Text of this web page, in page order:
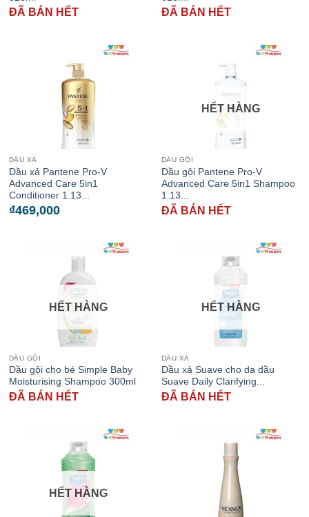
ĐÃ BÁN HẾT ĐÃ BÁN HẾT
DẦU XẢ
Dầu xả Pantene Pro-V
Advanced Care 5in1
Conditioner 1.13...
₫469,000
HẾT HÀNG
DẦU GỘI
Dầu gội Pantene Pro-V
Advanced Care 5in1 Shampoo
1.13...
ĐÃ BÁN HẾT
HẾT HÀNG
DẦU GỘI
Dầu gội cho bé Simple Baby
Moisturising Shampoo 300ml
ĐÃ BÁN HẾT
HẾT HÀNG
DẦU XẢ
Dầu xả Suave cho da dầu
Suave Daily Clarifying...
ĐÃ BÁN HẾT
HẾT HÀNG